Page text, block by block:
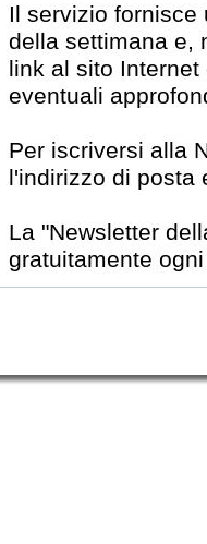
Il servizio fornisce
della settimana e,
link al sito
eventuali
Per iscriversi alla
l'indirizzo di posta
La "Newsletter
gratuitamente